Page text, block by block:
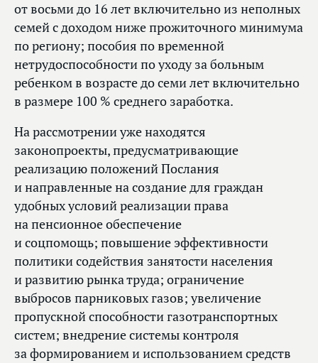
от восьми до 16 лет включительно из неполных
семей с доходом ниже прожиточного минимума
по региону; пособия по временной
нетрудоспособности по уходу за больным
ребенком в возрасте до семи лет включительно
в размере 100 % среднего заработка.
На рассмотрении уже находятся
законопроекты, предусматривающие
реализацию положений Послания
и направленные на создание для граждан
удобных условий реализации права
на пенсионное обеспечение
и соцпомощь; повышение эффективности
политики содействия занятости населения
и развитию рынка труда; ограничение
выбросов парниковых газов; увеличение
пропускной способности газотранспортных
систем; внедрение системы контроля
за формированием и использованием средств